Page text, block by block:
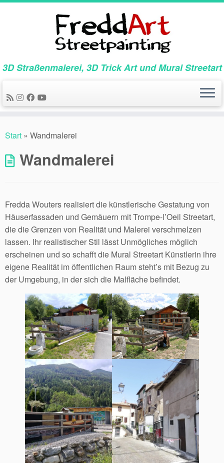
Zum
3D Straßenmalerei, 3D Trick Art und Mural Streetart
Start » Wandmalerei
Wandmalerei
Fredda Wouters realisiert die künstlerische Gestatung von
Häuserfassaden und Gemäuern mit Trompe-l’Oeil Streetart,
die die Grenzen von Realität und Malerei verschmelzen
lassen. Ihr realistischer Stil lässt Unmögliches möglich
erscheinen und so schafft die Mural Streetart Künstlerin ihre
eigene Realität im öffentlichen Raum steht’s mit Bezug zu
der Umgebung, in der sich die Malfläche befindet.